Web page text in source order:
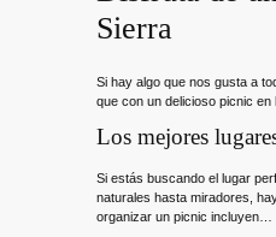
Sierra
Si hay algo que nos gusta a
que con un delicioso picnic
Los mejores
Si estás buscando el lugar
naturales hasta miradores,
organizar un picnic incluyen…